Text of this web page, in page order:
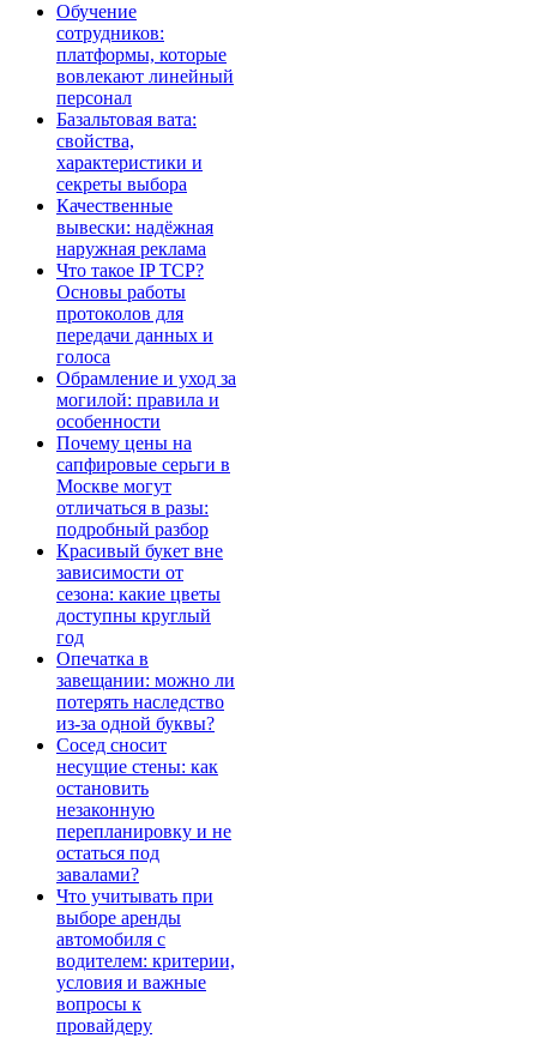
Обучение
сотрудников:
платформы, которые
вовлекают линейный
персонал
Базальтовая вата:
свойства,
характеристики и
секреты выбора
Качественные
вывески: надёжная
наружная реклама
Что такое IP TCP?
Основы работы
протоколов для
передачи данных и
голоса
Обрамление и уход за
могилой: правила и
особенности
Почему цены на
сапфировые серьги в
Москве могут
отличаться в разы:
подробный разбор
Красивый букет вне
зависимости от
сезона: какие цветы
доступны круглый
год
Опечатка в
завещании: можно ли
потерять наследство
из-за одной буквы?
Сосед сносит
несущие стены: как
остановить
незаконную
перепланировку и не
остаться под
завалами?
Что учитывать при
выборе аренды
автомобиля с
водителем: критерии,
условия и важные
вопросы к
провайдеру